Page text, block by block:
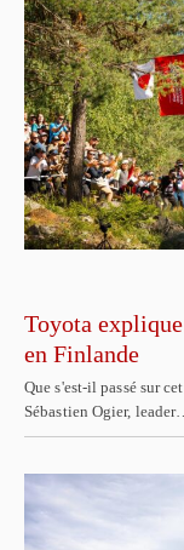
Toyota
en Finlande
Que s'est-il passé sur
Sébastien Ogier, leader…